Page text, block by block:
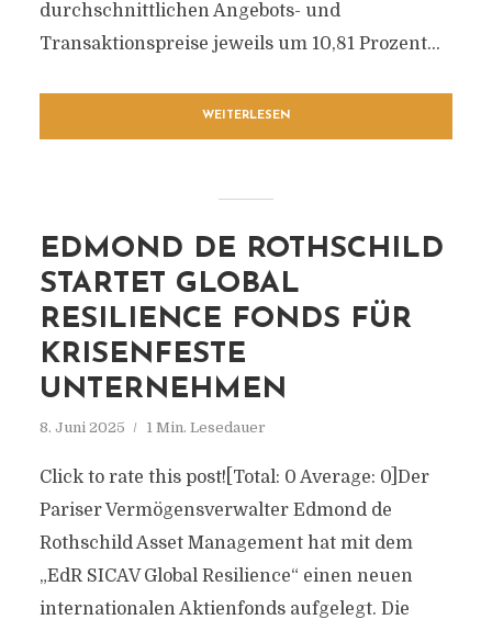
durchschnittlichen Angebots- und
Transaktionspreise jeweils um 10,81 Prozent...
WEITERLESEN
EDMOND DE ROTHSCHILD
STARTET GLOBAL
RESILIENCE FONDS FÜR
KRISENFESTE
UNTERNEHMEN
8. Juni 2025 1 Min. Lesedauer
Click to rate this post![Total: 0 Average: 0]Der
Pariser Vermögensverwalter Edmond de
Rothschild Asset Management hat mit dem
„EdR SICAV Global Resilience“ einen neuen
internationalen Aktienfonds aufgelegt. Die